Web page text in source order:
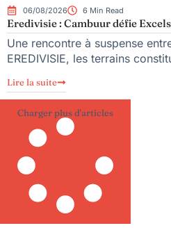
06/08/2026 6 Min Read
Eredivisie : Cambuur défie
Une rencontre à suspense
EREDIVISIE, les terrains
Lire la suite
Charger plus d'articles